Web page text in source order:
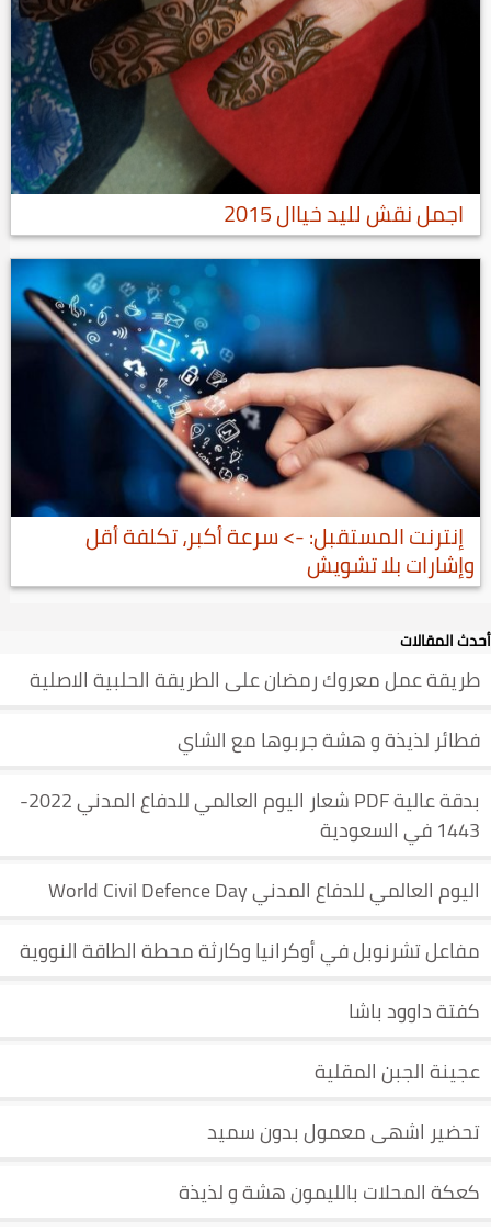
اجمل نقش لليد خياال 2015
إنترنت المستقبل: -> سرعة أكبر، تكلفة أقل
وإشارات بلا تشويش
أحدث المقالات
طريقة عمل معروك رمضان على الطريقة الحلبية الاصلية
فطائر لذيذة و هشة جربوها مع الشاي
بدقة عالية PDF شعار اليوم العالمي للدفاع المدني 2022-
1443 في السعودية
اليوم العالمي للدفاع المدني World Civil Defence Day
مفاعل تشرنوبل في أوكرانيا وكارثة محطة الطاقة النووية
كفتة داوود باشا
عجينة الجبن المقلية
تحضير اشهى معمول بدون سميد
كعكة المحلات بالليمون هشة و لذيذة